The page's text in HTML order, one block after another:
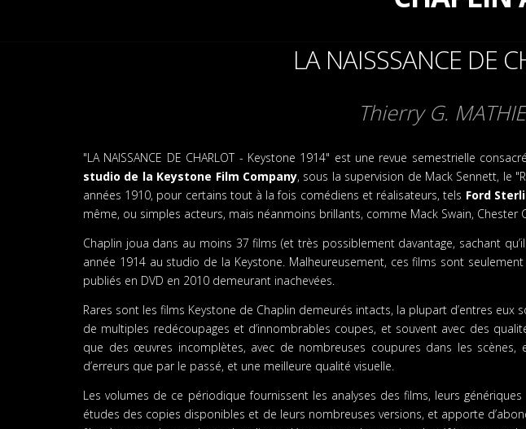
LA NAISSSANCE DE
Thierry G.
"LA NAISSANCE DE CHARLOT - Keystone 1914" est une revue semestrielle
studio de la Keystone Film Company, sous la supervision de Mack Sennett, le
années 1910, pour certains tout à la fois comédiens et réalisateurs, tels Ford
même, ou simples acteurs, mais néanmoins brillants, comme Mack Swain, Chester
Chaplin joua dans au moins 37 films (et très possiblement davantage, sachant
année 1914 au studio de la Keystone. Malheureusement, ces films sont
publiés en DVD en 2010 demeurant inachevées.
Rares sont les films Keystone de Chaplin demeurés intacts, la plupart d’entres
de multiples redécoupages et d’innombrables coupes, et souvent avec des
que des œuvres incomplètes, avec de nombreuses coupures dans les
d’erreurs que par le passé, et une meilleure qualité visuelle.
Les volumes de ce périodique fournissent les analyses des films, leurs
études des copies disponibles et de leurs nombreuses versions, et apporte